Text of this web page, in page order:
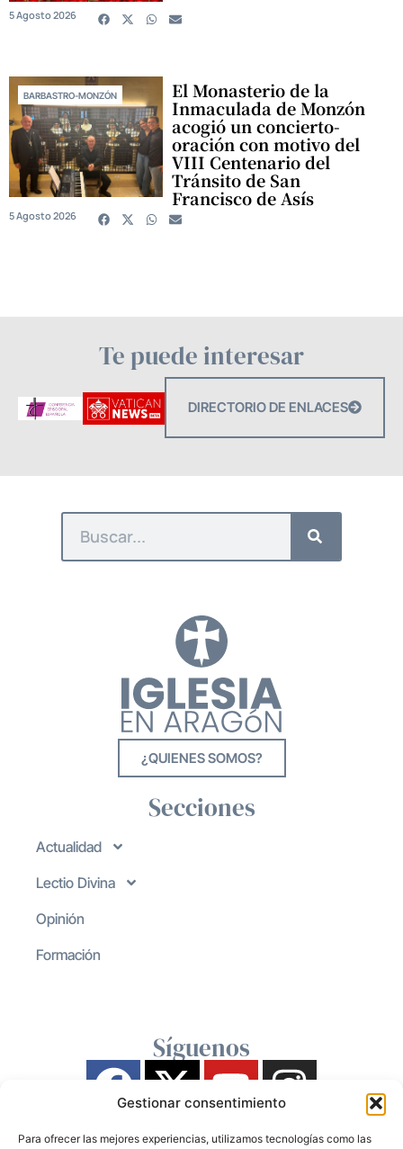
Gestionar consentimiento
Para ofrecer las mejores experiencias, utilizamos tecnologías como las
5 Agosto 2026
BARBASTRO-MONZÓN El Monasterio de la
Inmaculada de Monzón
acogió un concierto-
oración con motivo del
VIII Centenario del
Tránsito de San
Francisco de Asís
5 Agosto 2026
Te puede interesar
DIRECTORIO DE ENLACES
¿QUIENES SOMOS?
Secciones
Actualidad
Lectio Divina
Opinión
Formación
Síguenos